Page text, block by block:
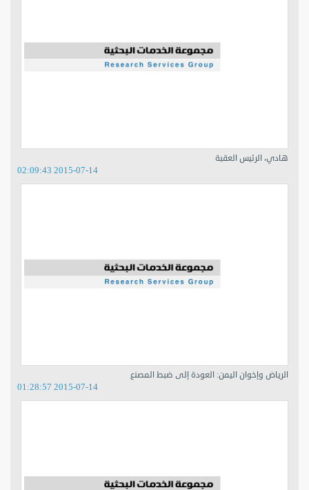
هادي، الرئيس العقبة
2015-07-14 02:09:43
الرياض وإخوان اليمن: العودة إلى ضبط المصنع
2015-07-14 01:28:57